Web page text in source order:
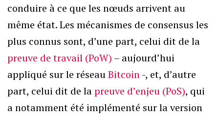
conduire à ce que les nœuds arrivent au
même état. Les mécanismes de consensus les
plus connus sont, d’une part, celui dit de la
preuve de travail (PoW) – aujourd’hui
appliqué sur le réseauBitcoin-, et, d’autre
part, celui dit de lapreuve d’enjeu (PoS), qui
a notamment été implémenté sur la version